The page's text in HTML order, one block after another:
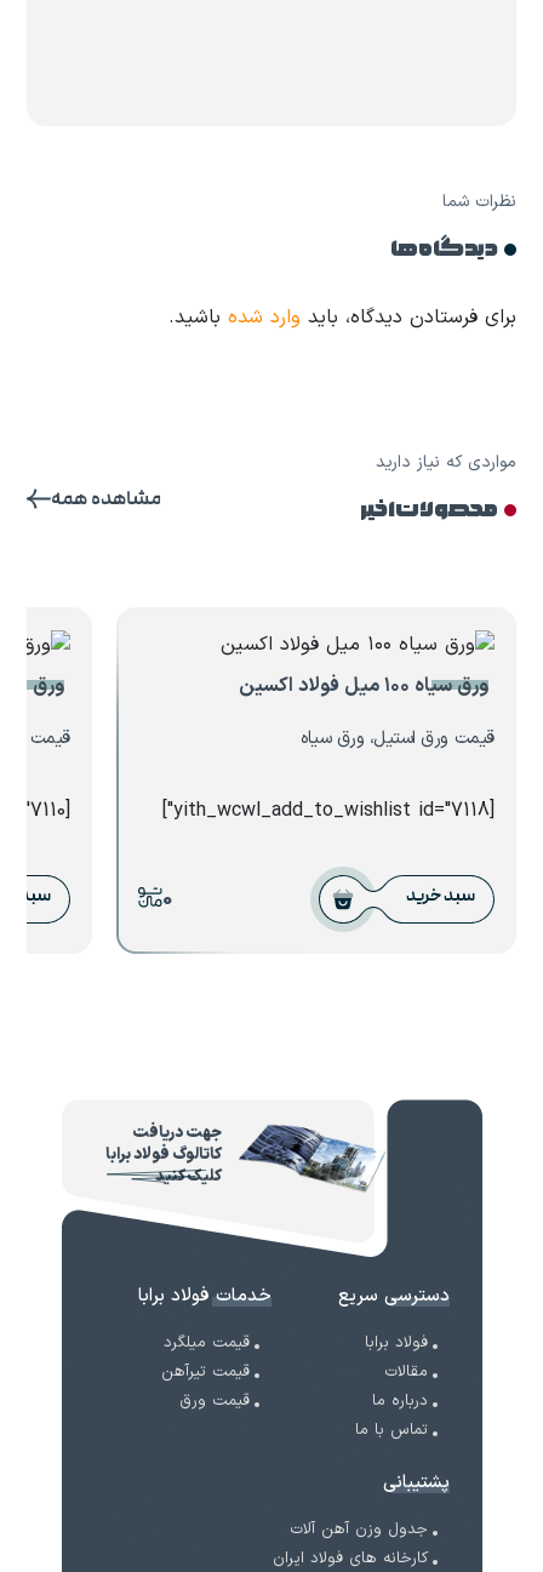
نظرات شما
دیدگاه ها
برای فرستادن دیدگاه، باید وارد شده باشید.
مواردی که نیاز دارید
محصولات اخیر مشاهده همه
ورق سیاه ۱۰۰ میل فولاد اکسین
قیمت ورق استیل، ورق سیاه
[yith_wcwl_add_to_wishlist id="7118"]
سبد خرید 0
ورق ۰.۹ میل تاراز چهارمحال
قیمت ورق
[yith_wcwl_add_to_wishlist id="7110"]
سبد
جهت دریافت
کاتالوگ فولاد برابا
کلیک کنید
دسترسی سریع
فولاد برابا
مقالات
درباره ما
تماس با ما
خدمات فولاد برابا
قیمت میلگرد
قیمت تیرآهن
قیمت ورق
پشتیبانی
جدول وزن آهن آلات
کارخانه های فولاد ایران